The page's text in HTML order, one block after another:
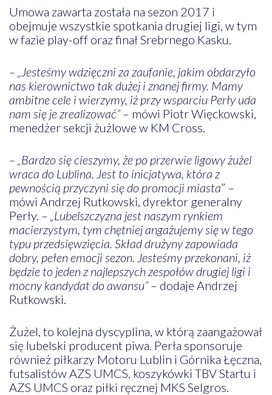
Umowa zawarta została na sezon 2017 i
obejmuje wszystkie spotkania drugiej ligi, w tym
w fazie play-off oraz finał Srebrnego Kasku.
– „Jesteśmy wdzięczni za zaufanie, jakim obdarzyło
nas kierownictwo tak dużej i znanej firmy. Mamy
ambitne cele i wierzymy, iż przy wsparciu Perły uda
nam się je zrealizować”– mówi Piotr Więckowski,
menedżer sekcji żużlowe w KM Cross.
– „Bardzo się cieszymy, że po przerwie ligowy żużel
wraca do Lublina. Jest to inicjatywa, która z
pewnością przyczyni się do promocji miasta” –
mówi Andrzej Rutkowski, dyrektor generalny
Perły. – „Lubelszczyzna jest naszym rynkiem
macierzystym, tym chętniej angażujemy się w tego
typu przedsięwzięcia. Skład drużyny zapowiada
dobry, pełen emocji sezon. Jesteśmy przekonani, iż
będzie to jeden z najlepszych zespołów drugiej ligi i
mocny kandydat do awansu” – dodaje Andrzej
Rutkowski.
Żużel, to kolejna dyscyplina, w którą zaangażował
się lubelski producent piwa. Perła sponsoruje
również piłkarzy Motoru Lublin i Górnika Łęczna,
futsalistów AZS UMCS, koszykówki TBV Startu i
AZS UMCS oraz piłki ręcznej MKS Selgros.